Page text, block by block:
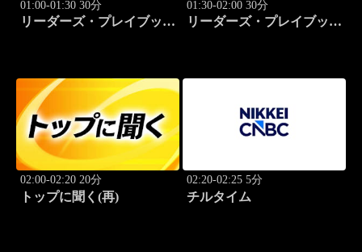
01:00-01:30 30分
リーダーズ・プレイブック
01:30-02:00 30分
リーダーズ・プレイブック
02:00-02:20 20分
トップに聞く(再)
02:20-02:25 5分
チルタイム